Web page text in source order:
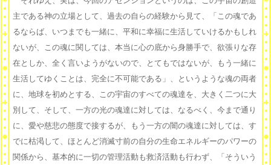
主である神の立場として、過去の自らの経験から見て、「この魂であ
るならば、いつまでも一緒に、平和に幸福に生活していけるかもしれ
ないが、この魂に関しては、本当に心の底から身勝手で、欲張りな存
在としか、全く言いようがないので、とてもではないが、もう一緒に
生活してゆくことは、完全に不可能である」、というような魂の両者
に、地球を初めとする、この宇宙のすべての魂達を、大きく二つに大
別して、そして、一方の光の魂達に対しては、なるべく、今まで通り
に、愛や慈悲の態度で接するが、もう一方の闇の魂達に対しては、す
でに枯渇して、ほとんど消滅寸前の自分の生命エネルギーのパワーの
関係から、基本的に一切の管理活動も救済活動も行わず、「そういう